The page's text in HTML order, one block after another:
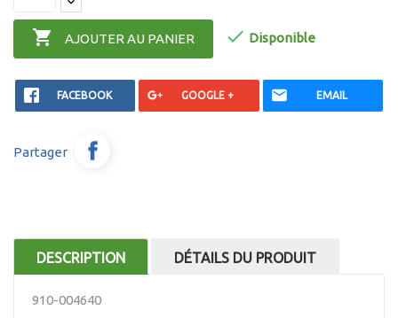
 AJOUTER AU PANIER  Disponible
FACEBOOK GOOGLE + EMAIL
Partager
DESCRIPTION DÉTAILS DU PRODUIT
910-004640